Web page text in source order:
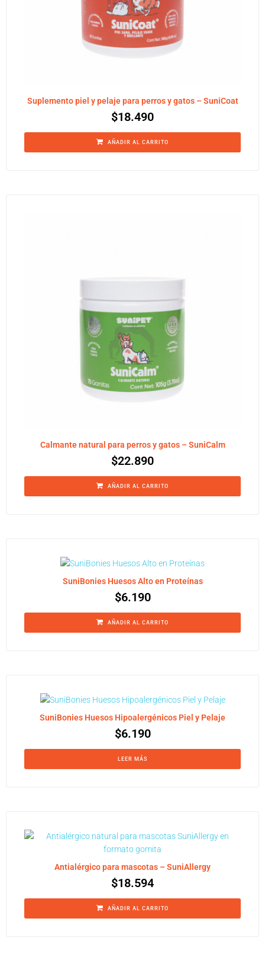
Suplemento piel y pelaje para perros y gatos – SuniCoat
$18.490
AÑADIR AL CARRITO
Calmante natural para perros y gatos – SuniCalm
$22.890
AÑADIR AL CARRITO
SuniBonies Huesos Alto en Proteínas
$6.190
AÑADIR AL CARRITO
SuniBonies Huesos Hipoalergénicos Piel y Pelaje
$6.190
LEER MÁS
Antialérgico para mascotas – SuniAllergy
$18.594
AÑADIR AL CARRITO